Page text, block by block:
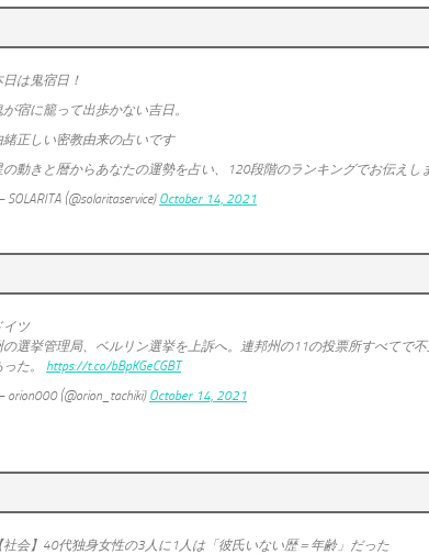
日は鬼宿日！
が宿に籠って出歩かない吉日。
緒正しい密教由来の占いです
の動きと暦からあなたの運勢を占い、120段階のランキングでお伝えし
(@solaritaservice) October 14, 2021
イツ
の選挙管理局、ベルリン選挙を上訴へ。連邦州の11の投票所すべてで
った。 https://t.co/bBpKGeCGBT
(@orion_tachiki) October 14, 2021
社会】40代独身女性の3人に1人は「彼氏いない歴＝年齢」だった